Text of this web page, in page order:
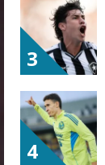
3
4